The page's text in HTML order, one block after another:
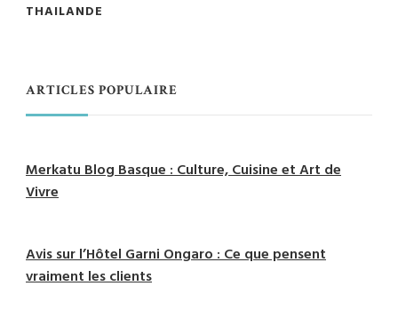
THAILANDE
ARTICLES POPULAIRE
Merkatu Blog Basque : Culture, Cuisine et Art de
Vivre
Avis sur l’Hôtel Garni Ongaro : Ce que pensent
vraiment les clients